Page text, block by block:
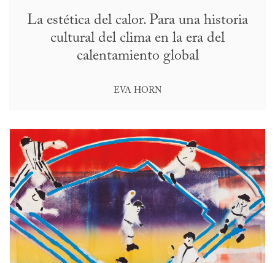
La estética del calor. Para una historia
cultural del clima en la era del
calentamiento global
EVA HORN